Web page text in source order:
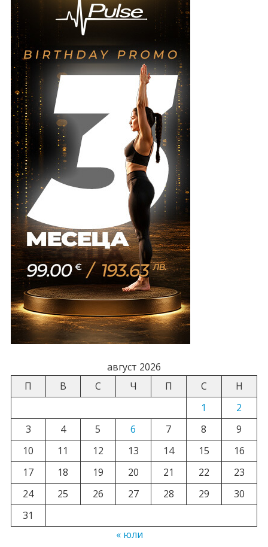
август 2026
П
В С Ч П С
Н
1
2
3
4 5 6 7 8
9
10
11 12 13 14 15
16
17
18 19 20 21 22
23
24
25 26 27 28 29
30
31
« юли